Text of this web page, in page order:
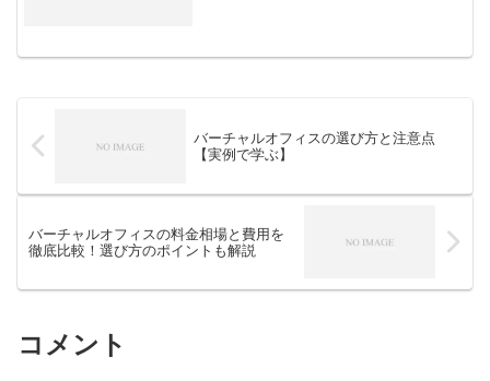
バーチャルオフィスの選び方と注意点
【実例で学ぶ】
バーチャルオフィスの料金相場と費用を
徹底比較！選び方のポイントも解説
コメント